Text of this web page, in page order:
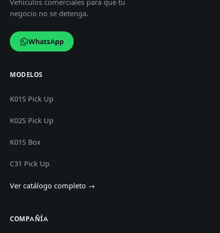
Vehículos comerciales para que tu
negocio no se detenga.
WhatsApp
MODELOS
K01S Pick Up
K02S Pick Up
K01S Box
C31 Pick Up
Ver catálogo completo →
COMPAÑÍA